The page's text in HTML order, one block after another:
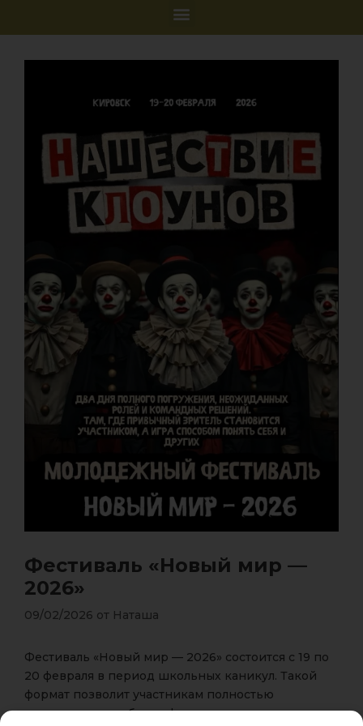
Фестиваль «Новый мир —
2026»
09/02/2026 от Наташа
Фестиваль «Новый мир — 2026» состоится с 19 по
20 февраля в период школьных каникул. Такой
формат позволит участникам полностью
погрузиться в события фестиваля, не отвлекаясь